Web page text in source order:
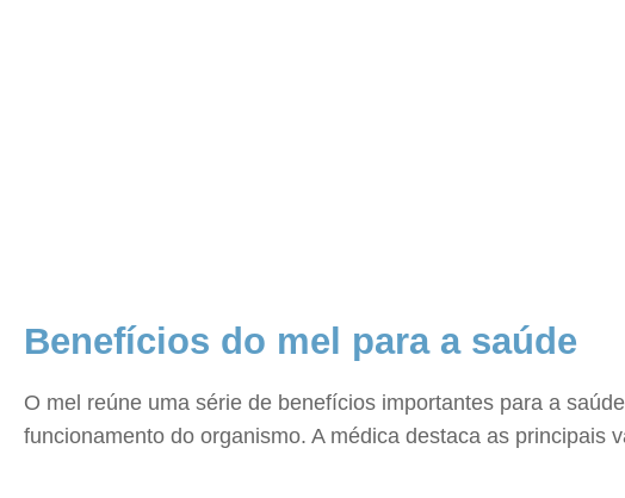
Benefícios do mel para a saúde
O mel reúne uma série de benefícios importantes para a
funcionamento do organismo. A médica destaca as principais